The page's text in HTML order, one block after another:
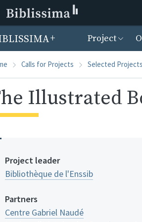
Menu
Project
Calls for Projects Selected Projects
Illustrated
Project leader
Bibliothèque de l'Enssib
Partners
Centre Gabriel Naudé